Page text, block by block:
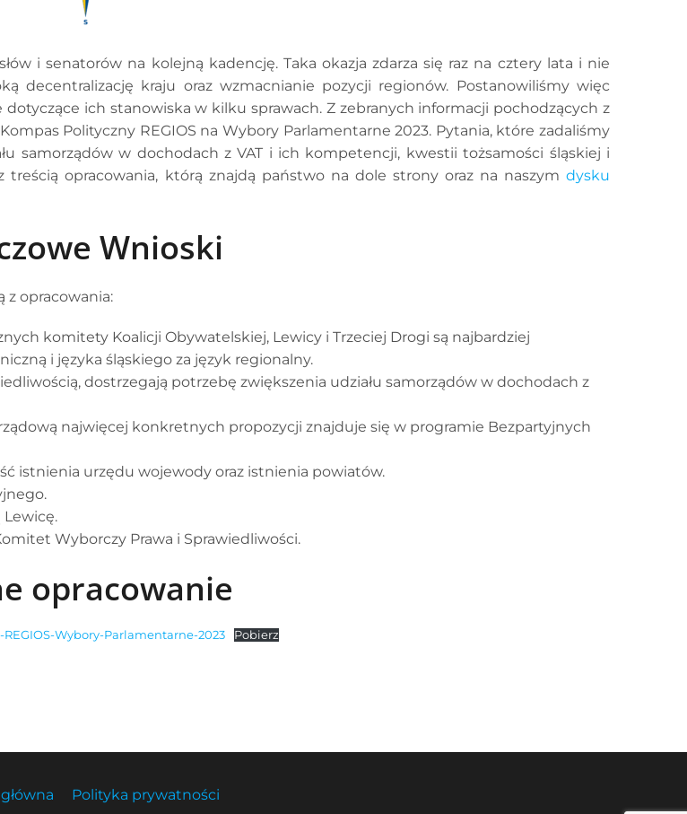
i senatorów na kolejną kadencję. Taka okazja zdarza się raz na cztery lata i nie
decentralizację kraju oraz wzmacnianie pozycji regionów. Postanowiliśmy więc
ich stanowiska w kilku sprawach. Z zebranych informacji pochodzących z
Polityczny REGIOS na Wybory Parlamentarne 2023. Pytania, które zadaliśmy
samorządów w dochodach z VAT i ich kompetencji, kwestii tożsamości śląskiej i
treścią opracowania, którą znajdą państwo na dole strony oraz na naszym dysku
Wnioski
z opracowania:
komitety Koalicji Obywatelskiej, Lewicy i Trzeciej Drogi są najbardziej
i języka śląskiego za język regionalny.
dostrzegają potrzebę zwiększenia udziału samorządów w dochodach z
najwięcej konkretnych propozycji znajduje się w programie Bezpartyjnych
istnienia urzędu wojewody oraz istnienia powiatów.
Wyborczy Prawa i Sprawiedliwości.
opracowanie
Wybory-Parlamentarne-2023 Pobierz
Polityka prywatności